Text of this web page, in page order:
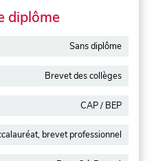
diplôme
Sans diplôme
Brevet des collèges
CAP / BEP
brevet professionnel